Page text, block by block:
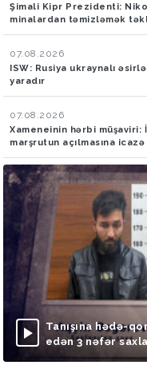
Şimali Kipr Prezidenti:
minalardan təmizləmək
07.08.2026
ISW: Rusiya ukraynalı
yaradır
07.08.2026
Xameneinin hərbi müşaviri:
marşrutun açılmasına
Tanışına hədə-
edən 3 nəfər